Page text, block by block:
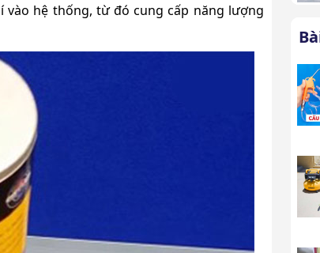
hệ thống, từ đó cung cấp năng lượng